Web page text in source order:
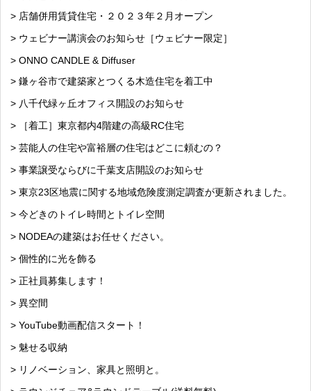
> 店舗併用賃貸住宅・２０２３年２月オープン
> ウェビナー講演会のお知らせ［ウェビナー限定］
> ONNO CANDLE & Diffuser
> 鎌ヶ谷市で建築家とつくる木造住宅を着工中
> 八千代緑ヶ丘オフィス開設のお知らせ
> ［着工］東京都内4階建の高級RC住宅
> 芸能人の住宅や富裕層の住宅はどこに頼むの？
> 事業譲受ならびに千葉支店開設のお知らせ
> 東京23区地震に関する地域危険度測定調査が更新されました。
> 今どきのトイレ時間とトイレ空間
> NODEAの建築はお任せください。
> 個性的に光を飾る
> 正社員募集します！
> 異空間
> YouTube動画配信スタート！
> 魅せる収納
> リノベーション、家具と照明と。